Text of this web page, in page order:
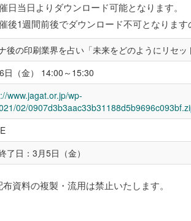
日当日よりダウンロード可能となります。
後1週間前後でダウンロード不可となります
の印刷業界を占い「未来をどのようにリセッ
金） 14:00～15:30
www.jagat.or.jp/wp-
02/
了日：3月5日（金）
資料の複製・流用は禁止いたします。